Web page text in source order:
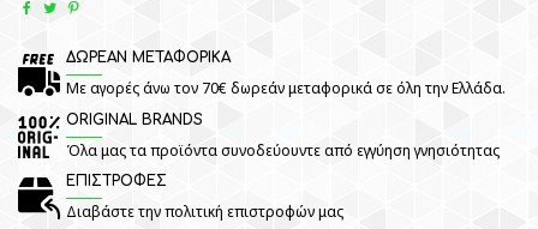
ΔΩΡΕΑΝ ΜΕΤΑΦΟΡΙΚΑ
Με αγορές άνω τον 70€ δωρεάν μεταφορικά σε όλη την Ελλάδα.
ORIGINAL BRANDS
Όλα μας τα προϊόντα συνοδεύουντε από εγγύηση γνησιότητας
ΕΠΙΣΤΡΟΦΕΣ
Διαβάστε την πολιτική επιστροφών μας